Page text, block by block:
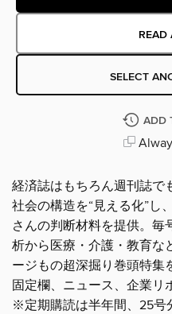
READ
SELECT
ADD
経済誌はもちろん週刊誌で
社会の構造を“見える化”し
さんの判断材料を提供。毎
析から医療・介護・教育な
ージもの超深掘り巻頭特集
固定欄、ニュース、企業リ
※定期購読は半年間、25号